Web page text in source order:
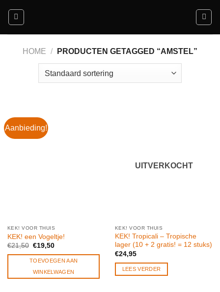
naar
HOME / PRODUCTEN GETAGGED “AMSTEL”
Aanbieding!
KEK! VOOR THUIS
KEK! een Vogeltje!
€21,50 Oorspronkelijke
was:
€21,50.
€19,50Huidige
is:
€19,50.
TOEVOEGEN AAN
WINKELWAGEN
UITVERKOCHT
KEK! VOOR THUIS
KEK! Tropicali – Tropische
lager (10 + 2 gratis! = 12 stuks)
€24,95
LEES VERDER